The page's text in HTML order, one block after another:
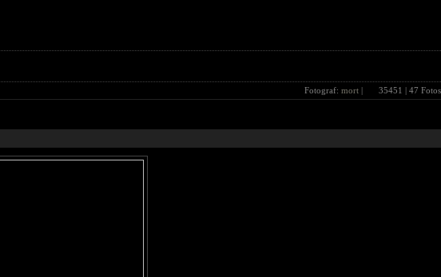
Fotograf: mort | 35451 | 47 Fotos